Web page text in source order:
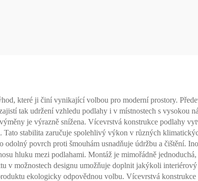
které ji činí vynikající volbou pro moderní prostory.
tak udržení vzhledu podlahy i v místnostech s vysokou
je výrazně snížena. Vícevrstvá konstrukce podlahy
stabilita zaručuje spolehlivý výkon v různých
povrch proti šmouhám usnadňuje údržbu a čištění.
hluku mezi podlahami. Montáž je mimořádně
v možnostech designu umožňuje doplnit jakýkoli
ekologicky odpovědnou volbu. Vícevrstvá